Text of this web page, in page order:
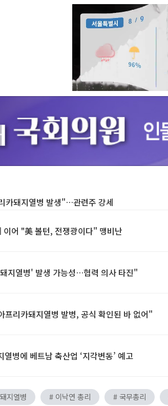
카돼지열병 발생"…관련주 강세
이어 "美 볼턴, 전쟁광이다" 맹비난
지열병' 발생 가능성…협력 의사 타진"
프리카돼지열병 발병, 공식 확인된 바 없어"
열병에 베트남 축산업 ‘지각변동’ 예고
지열병 # 이낙연 총리 # 국무총리